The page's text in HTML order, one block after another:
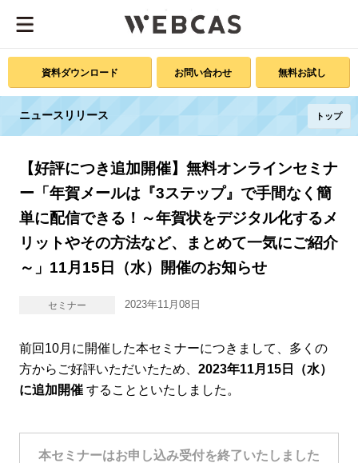
資料ダウンロード お問い合わせ 無料お試し
ニュースリリース トップ
【好評につき追加開催】無料オンラインセミナ
ー「年賀メールは『3ステップ』で手間なく簡
単に配信できる！～年賀状をデジタル化するメ
リットやその方法など、まとめて一気にご紹介
～」11月15日（水）開催のお知らせ
セミナー 2023年11月08日
前回10月に開催した本セミナーにつきまして、多くの
方からご好評いただいたため、 2023年11月15日（水）
に追加開催することといたしました。
本セミナーはお申し込み受付を終了いたしました